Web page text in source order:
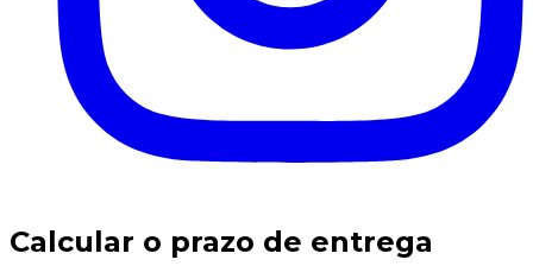
Calcular o prazo de entrega